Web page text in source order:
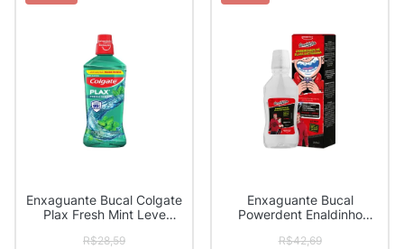
Enxaguante Bucal Colgate
Plax Fresh Mint Leve
R$28,59
Enxaguante Bucal
Powerdent Enaldinho
R$42,69